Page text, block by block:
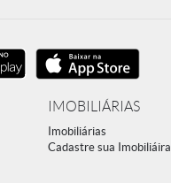
IMOBILIÁRIAS
Imobiliárias
Cadastre sua Imobiliáira